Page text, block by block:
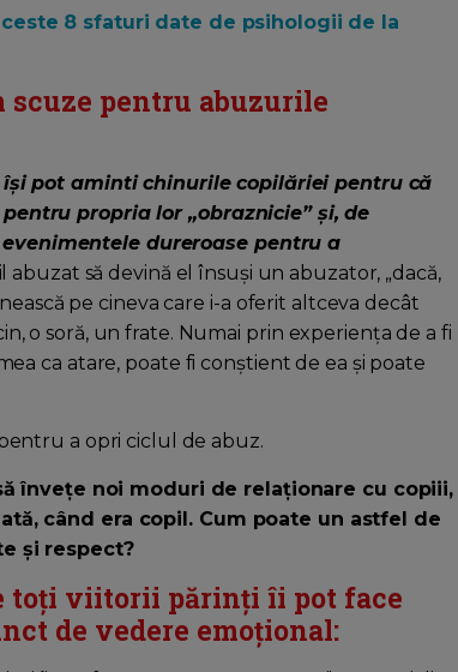
8 sfaturi date de psihologii de la
pentru abuzurile
pot aminti chinurile copilăriei pentru că
propria lor „obraznicie” și, de
dureroase pentru a
abuzat să devină el însuși un abuzator, „dacă,
pe cineva care i-a oferit altceva decât
o soră, un frate. Numai prin experiența de a fi
ca atare, poate fi conștient de ea și poate
a opri ciclul de abuz.
învețe noi moduri de relaționare cu copiii,
când era copil. Cum poate un astfel de
și respect?
toți viitorii părinți îi pot face
de vedere emoțional: